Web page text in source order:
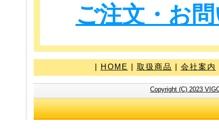
ご注文・お
HOME 取扱商品 会社案内
Copyright (C) 2023